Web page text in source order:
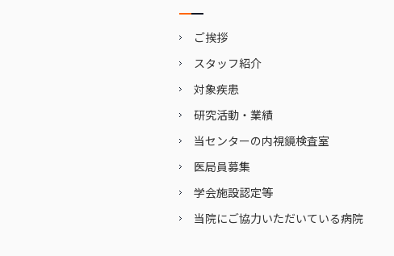
ご挨拶
スタッフ紹介
対象疾患
研究活動・業績
当センターの内視鏡検査室
医局員募集
学会施設認定等
当院にご協力いただいている病院